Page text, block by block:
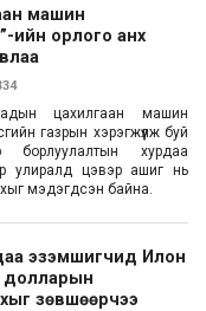
машин
ийн орлого анх
цахилгаан машин
газрын хэрэгжүүлж буй
борлуулалтын хурдаа
улиралд цэвэр ашиг нь
мэдэгдсэн байна.
эзэмшигчид Илон
долларын
зөвшөөрчээ